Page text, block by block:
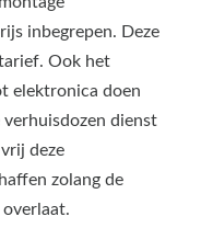
inbegrepen. Deze
Ook het
elektronica doen
dienst
deze
zolang de